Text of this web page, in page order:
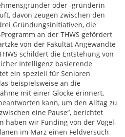
oder -gründerin
davon zeugen zwischen den
Gründungsinitiativen, die
an der THWS gefördert
von der Fakultät Angewandte
schildert die Entstehung von
Intelligenz basierende
ein speziell für Senioren
beispielsweise an die
mit einer Glocke erinnert,
kann, um den Alltag zu
eine Pause“, berichtet
haben wir Funding von der Vogel-
im März einen Feldversuch